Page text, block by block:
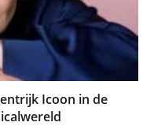
Icoon in de